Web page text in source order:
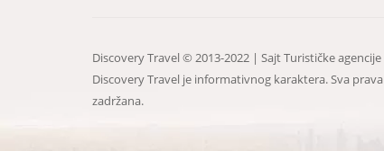
Discovery Travel © 2013-2022 | Sajt Turističke agencije
Discovery Travel je informativnog karaktera. Sva prava
zadržana.